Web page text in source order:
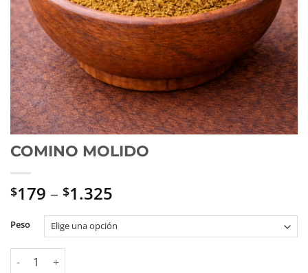
COMINO MOLIDO
$179 – $1.325
Peso
COMINO MOLIDO cantidad